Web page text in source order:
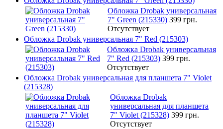
Обложка Drobak универсальная
7" Green (215330) 399 грн.
Отсутствует
Обложка Drobak универсальная 7" Red (215303)
Обложка Drobak универсальная
7" Red (215303) 399 грн.
Отсутствует
Обложка Drobak универсальная для планшета 7" Violet
(215328)
Обложка Drobak
универсальная для планшета
7" Violet (215328) 399 грн.
Отсутствует